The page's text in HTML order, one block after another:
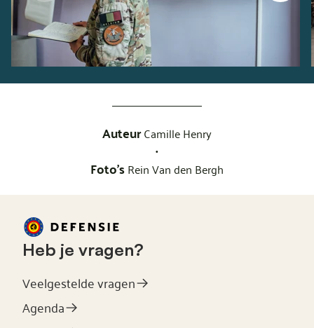
AuteurCamille Henry
•
Foto'sRein Van den Bergh
Heb je vragen?
Veelgestelde vragen
Agenda